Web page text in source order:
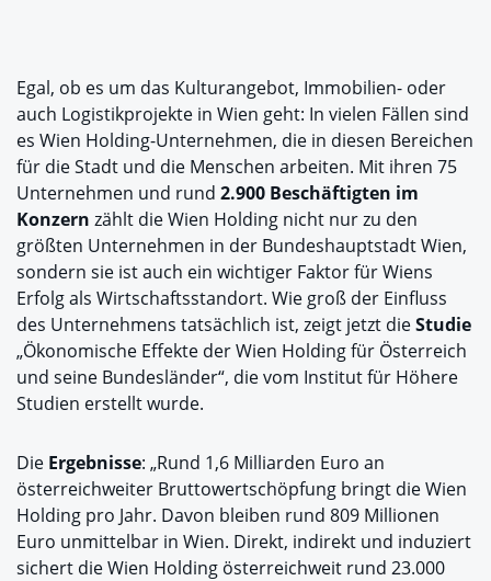
Egal, ob es um das Kulturangebot, Immobilien- oder
auch Logistikprojekte in Wien geht: In vielen Fällen sind
es Wien Holding-Unternehmen, die in diesen Bereichen
für die Stadt und die Menschen arbeiten. Mit ihren 75
Unternehmen und rund 2.900 Beschäftigten im
Konzern zählt die Wien Holding nicht nur zu den
größten Unternehmen in der Bundeshauptstadt Wien,
sondern sie ist auch ein wichtiger Faktor für Wiens
Erfolg als Wirtschaftsstandort. Wie groß der Einfluss
des Unternehmens tatsächlich ist, zeigt jetzt dieStudie
„Ökonomische Effekte der Wien Holding für Österreich
und seine Bundesländer“, die vom Institut für Höhere
Studien erstellt wurde.
Die Ergebnisse: „Rund 1,6 Milliarden Euro an
österreichweiter Bruttowertschöpfung bringt die Wien
Holding pro Jahr. Davon bleiben rund 809 Millionen
Euro unmittelbar in Wien. Direkt, indirekt und induziert
sichert die Wien Holding österreichweit rund 23.000